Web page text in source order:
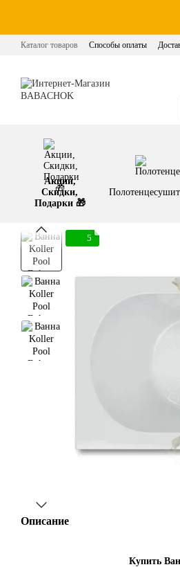
Каталог товаров Способы оплаты
Акции,
Скидки,
Подарки 🎁
5
Описание
Купить